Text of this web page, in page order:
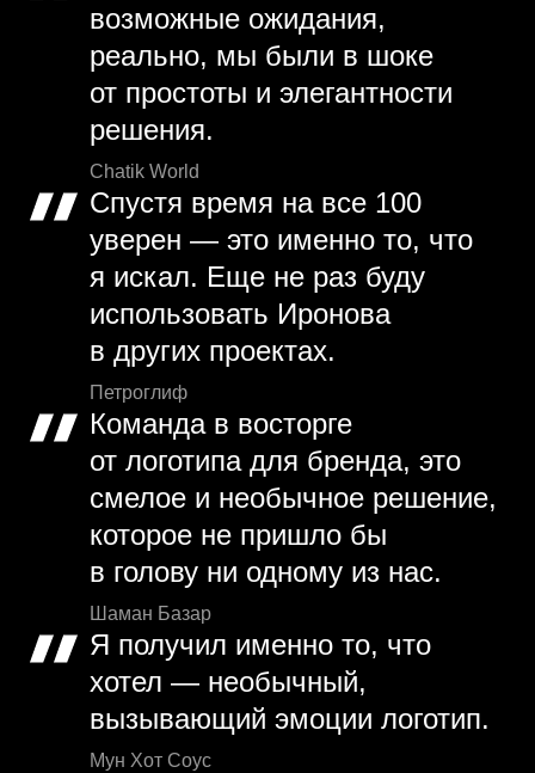
возможные ожидания,
реально, мы были в шоке
от простоты и элегантности
решения.
Chatik World
Спустя время на все 100
уверен — это именно то, что
я искал. Еще не раз буду
использовать Иронова
в других проектах.
Петроглиф
Команда в восторге
от логотипа для бренда, это
смелое и необычное решение,
которое не пришло бы
в голову ни одному из нас.
Шаман Базар
Я получил именно то, что
хотел — необычный,
вызывающий эмоции логотип.
Мун Хот Соус